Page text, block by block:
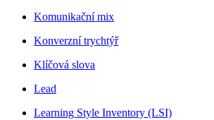
Komunikační mix
Konverzní trychtýř
Klíčová slova
Lead
Learning Style Inventory (LSI)